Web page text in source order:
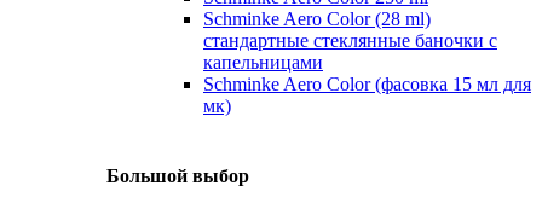
Schminke Aero Color (28 ml)
стандартные стеклянные баночки с
капельницами
Schminke Aero Color (фасовка 15 мл для
мк)
Большой выбор